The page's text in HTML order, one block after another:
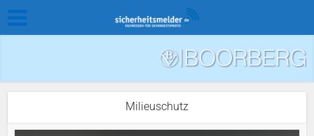
Milieuschutz